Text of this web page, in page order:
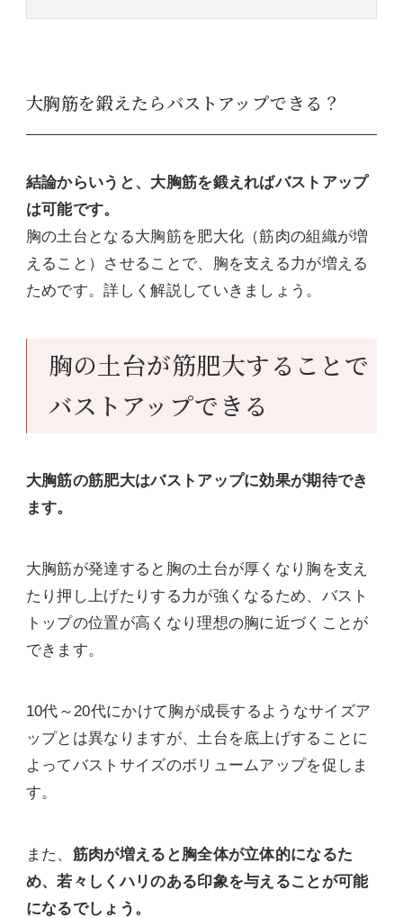
大胸筋を鍛えたらバストアップできる？
結論からいうと、大胸筋を鍛えればバストアップ
は可能です。
胸の土台となる大胸筋を肥大化（筋肉の組織が増
えること）させることで、胸を支える力が増える
ためです。詳しく解説していきましょう。
胸の土台が筋肥大することで
バストアップできる
大胸筋の筋肥大はバストアップに効果が期待でき
ます。
大胸筋が発達すると胸の土台が厚くなり胸を支え
たり押し上げたりする力が強くなるため、バスト
トップの位置が高くなり理想の胸に近づくことが
できます。
10代～20代にかけて胸が成長するようなサイズア
ップとは異なりますが、土台を底上げすることに
よってバストサイズのボリュームアップを促しま
す。
また、 筋肉が増えると胸全体が立体的になるた
め、若々しくハリのある印象を与えることが可能
になるでしょう。